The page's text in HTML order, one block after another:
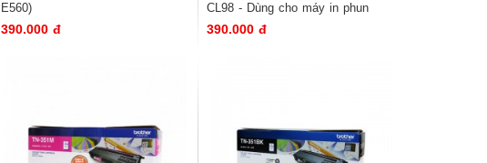
E560)
390.000 đ
CL98 - Dùng cho máy in phun
E500, E510, E600,E610
390.000 đ